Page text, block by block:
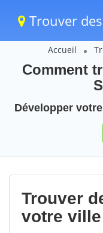
Trouver
Accueil
Comment
Développer
Trouver
votre